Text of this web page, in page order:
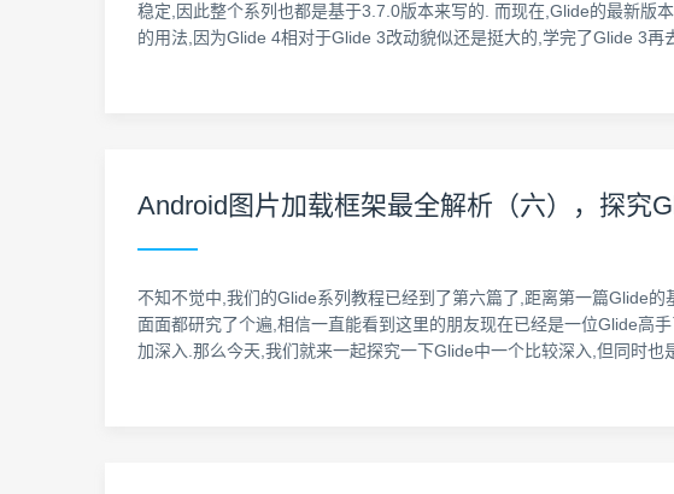
稳定,因此整个系列也都是基于3.7.0版本来写的. 而现在,Glide的最新版
的用法,因为Glide 4相对于Glide 3改动貌似还是挺大的,学完了Glide 3再
Android图片加载框架最全解析（六），探究
不知不觉中,我们的Glide系列教程已经到了第六篇了,距离第一篇Glide
面面都研究了个遍,相信一直能看到这里的朋友现在已经是一位Glide高
加深入.那么今天,我们就来一起探究一下Glide中一个比较深入,但同时